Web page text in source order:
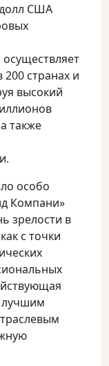
США
странах и
высокий
также
особо
Компани»
зрелости в
с точки
лучшим